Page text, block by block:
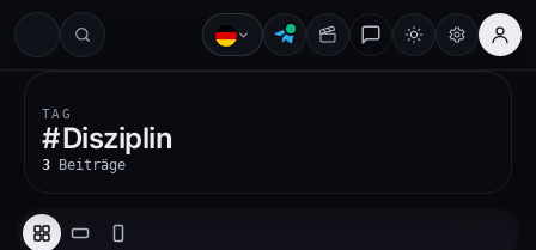
#
TAG
#Disziplin
3 Beiträge